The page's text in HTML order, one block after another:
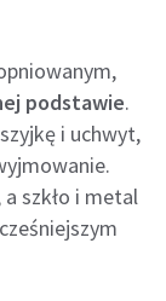
podstawie.
i uchwyt,
a szkło i metal